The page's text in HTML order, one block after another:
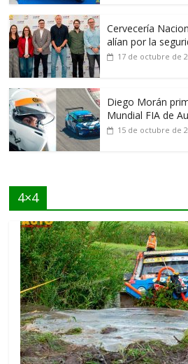
Cervecería
alían por la
17 de octubre de
Diego Morán
Mundial FIA de
15 de octubre de
4×4